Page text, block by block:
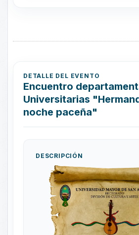
DETALLE DEL EVENTO
Encuentro
Universitarias
noche paceña"
DESCRIPCIÓN